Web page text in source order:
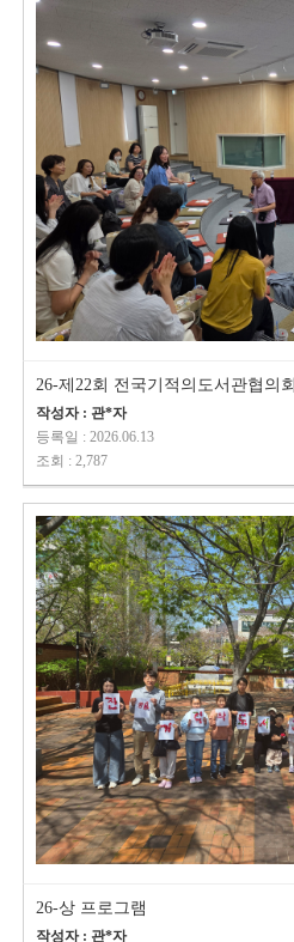
26-제22회 전국기적의도서관협의회
작성자 : 관*자
등록일 : 2026.06.13
조회 : 2,787
26-상 프로그램
작성자 : 관*자